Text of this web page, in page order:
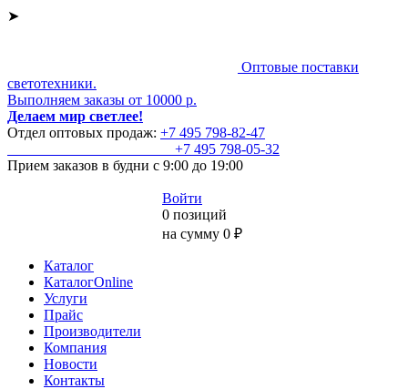
➤
Оптовые поставки
светотехники.
Выполняем заказы от 10000 р.
Делаем мир светлее!
Отдел оптовых продаж: +7 495 798-82-47
+7 495 798-05-32
Прием заказов в будни с 9:00 до 19:00
Войти
0 позиций
на сумму 0 ₽
Каталог
КаталогOnline
Услуги
Прайс
Производители
Компания
Новости
Контакты